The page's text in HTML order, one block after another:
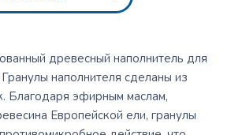
древесный наполнитель для
наполнителя сделаны из
Благодаря эфирным маслам,
Европейской ели, гранулы